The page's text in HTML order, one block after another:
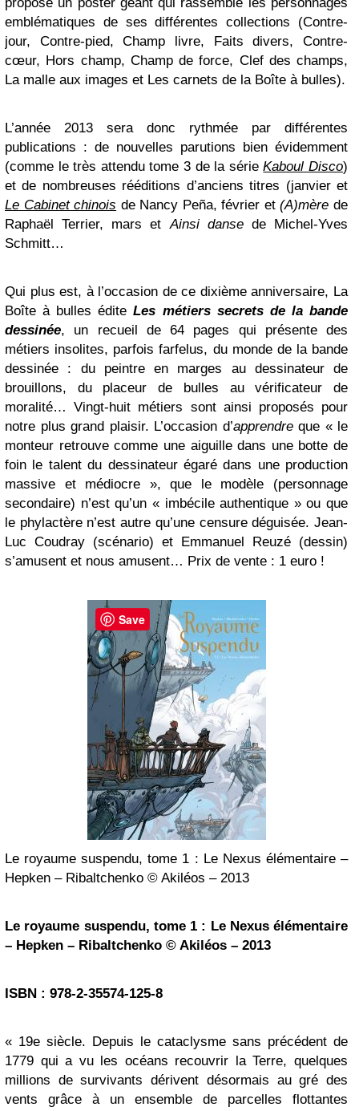
emblématiques de ses différentes collections (Contre-
jour, Contre-pied, Champ livre, Faits divers, Contre-
cœur, Hors champ, Champ de force, Clef des champs,
La malle aux images et Les carnets de la Boîte à bulles).
L’année 2013 sera donc rythmée par différentes
publications : de nouvelles parutions bien évidemment
(comme le très attendu tome 3 de la sérieKaboul Disco)
et de nombreuses rééditions d’anciens titres (janvier et
Le Cabinet chinois de Nancy Peña, février et(A)mère de
Raphaël Terrier, mars etAinsi dansede Michel-Yves
Schmitt…
Qui plus est, à l’occasion de ce dixième anniversaire, La
Boîte à bulles édite Les métiers secrets de la bande
dessinée, un recueil de 64 pages qui présente des
métiers insolites, parfois farfelus, du monde de la bande
dessinée : du peintre en marges au dessinateur de
brouillons, du placeur de bulles au vérificateur de
moralité… Vingt-huit métiers sont ainsi proposés pour
notre plus grand plaisir. L’occasion d’apprendreque « le
monteur retrouve comme une aiguille dans une botte de
foin le talent du dessinateur égaré dans une production
massive et médiocre », que le modèle (personnage
secondaire) n’est qu’un « imbécile authentique » ou que
le phylactère n’est autre qu’une censure déguisée. Jean-
Luc Coudray (scénario) et Emmanuel Reuzé (dessin)
s’amusent et nous amusent… Prix de vente : 1 euro !
Le royaume suspendu, tome 1 : Le Nexus élémentaire –
Hepken – Ribaltchenko © Akiléos – 2013
Le royaume suspendu, tome 1 : Le Nexus élémentaire
– Hepken – Ribaltchenko © Akiléos – 2013
ISBN : 978-2-35574-125-8
« 19e siècle. Depuis le cataclysme sans précédent de
1779 qui a vu les océans recouvrir la Terre, quelques
millions de survivants dérivent désormais au gré des
vents grâce à un ensemble de parcelles flottantes
Save